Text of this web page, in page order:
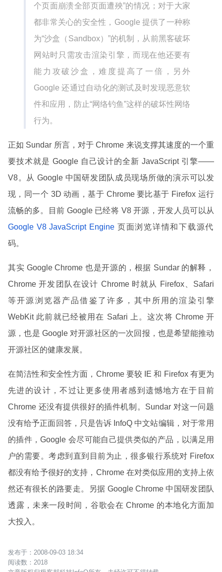
个页面崩溃全部页面遭殃”的情况；对于大家
都非常关心的安全性，Google 提供了一种称
为“沙盒（Sandbox）”的机制，从前黑客破坏
网站时只需攻击渲染引擎，而现在他还要有
能力攻破沙盒，难度提高了一倍，另外
Google 还通过自动化的测试及时发现恶意软
件和应用，防止“网络钓鱼”这样的破坏性网络
行为。
正如 Sundar 所言，对于 Chrome 来说支撑其速度的一个重
要技术就是 Google 自己设计的全新 JavaScript 引擎——
V8。从 Google 中国研发团队成员现场所做的演示可以发
现，同一个 3D 动画，基于 Chrome 要比基于 Firefox 运行
流畅的多。目前 Google 已经将 V8 开源，开发人员可以从
Google V8 JavaScript Engine 页面浏览详情和下载源代
码。
其实 Google Chrome 也是开源的，根据 Sundar 的解释，
Chrome 开发团队在设计 Chrome 时就从 Firefox、Safari
等开源浏览器产品借鉴了许多，其中所用的渲染引擎
WebKit 此前就已经被用在 Safari 上。这次将 Chrome 开
源，也是 Google 对开源社区的一次回报，也是希望能推动
开源社区的健康发展。
在简洁性和安全性方面，Chrome 要较 IE 和 Firefox 有更为
先进的设计，不过让更多使用者感到遗憾地方在于目前
Chrome 还没有提供很好的插件机制。Sundar 对这一问题
没有给予正面回答，只是告诉 InfoQ 中文站编辑，对于常用
的插件，Google 会尽可能自己提供类似的产品，以满足用
户的需要。考虑到直到目前为止，很多银行系统对 Firefox
都没有给予很好的支持，Chrome 在对类似应用的支持上依
然还有很长的路要走。另据 Google Chrome 中国研发团队
透露，未来一段时间，谷歌会在 Chrome 的本地化方面加
大投入。
2008-09-03 18:34
2018